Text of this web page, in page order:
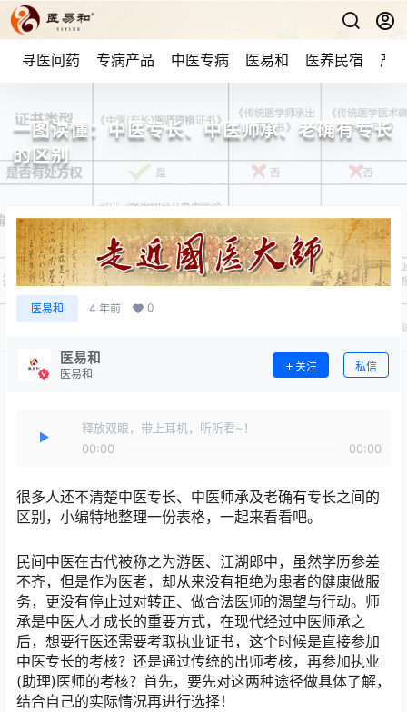
寻医问药 专病产品 中医专病 医易和 医养民宿 产
一图读懂：中医专长、中医师承、老确有专长
的区别
医易和 4 年前 0
医易和
医易和
关注 私信
释放双眼，带上耳机，听听看~！
00:00
00:00
很多人还不清楚中医专长、中医师承及老确有专长之间的
区别，小编特地整理一份表格，一起来看看吧。
民间中医在古代被称之为游医、江湖郎中，虽然学历参差
不齐，但是作为医者，却从来没有拒绝为患者的健康做服
务，更没有停止过对转正、做合法医师的渴望与行动。师
承是中医人才成长的重要方式，在现代经过中医师承之
后，想要行医还需要考取执业证书，这个时候是直接参加
中医专长的考核？还是通过传统的出师考核，再参加执业
(助理)医师的考核？首先，要先对这两种途径做具体了解，
结合自己的实际情况再进行选择！